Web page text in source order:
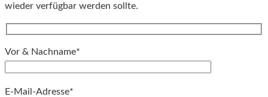
wieder verfügbar werden sollte.
Vor & Nachname*
E-Mail-Adresse*